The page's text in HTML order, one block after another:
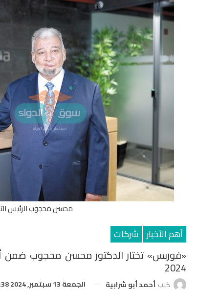
محسن محجوب الرئيس
أهم الأخبار شركات
«فوربس» تختار الدكتور محسن محجوب ضمن
2024
كتب أحمد أبو شرابية الجمعة 13 سبتمبر, 2024 7:38 م